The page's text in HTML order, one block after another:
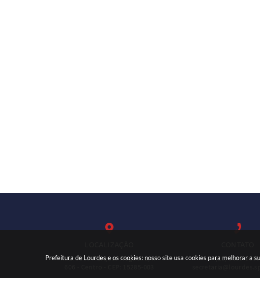
Prefeitura de Lourdes e os cookies: nosso site usa cookies para melhorar a
Rua: José Marques Nogueira, nº
(18) 3699-9000